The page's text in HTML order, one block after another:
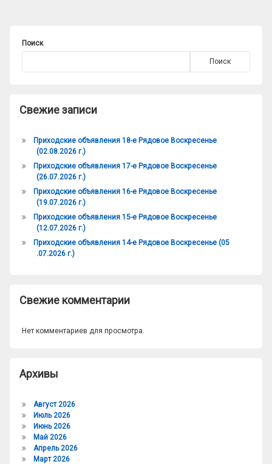
Поиск
Поиск
Свежие записи
Приходские объявления 18-е Рядовое Воскресенье
(02.08.2026 г.)
Приходские объявления 17-е Рядовое Воскресенье
(26.07.2026 г.)
Приходские объявления 16-е Рядовое Воскресенье
(19.07.2026 г.)
Приходские объявления 15-е Рядовое Воскресенье
(12.07.2026 г.)
Приходские объявления 14-е Рядовое Воскресенье (05
.07.2026 г.)
Свежие комментарии
Нет комментариев для просмотра.
Архивы
Август 2026
Июль 2026
Июнь 2026
Май 2026
Апрель 2026
Март 2026